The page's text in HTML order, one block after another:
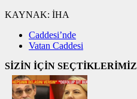
KAYNAK: İHA
Caddesi’nde
Vatan Caddesi
SİZİN İÇİN SEÇTİKLERİMİZ